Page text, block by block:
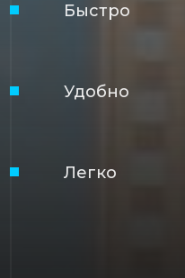
Быстро
Удобно
Легко